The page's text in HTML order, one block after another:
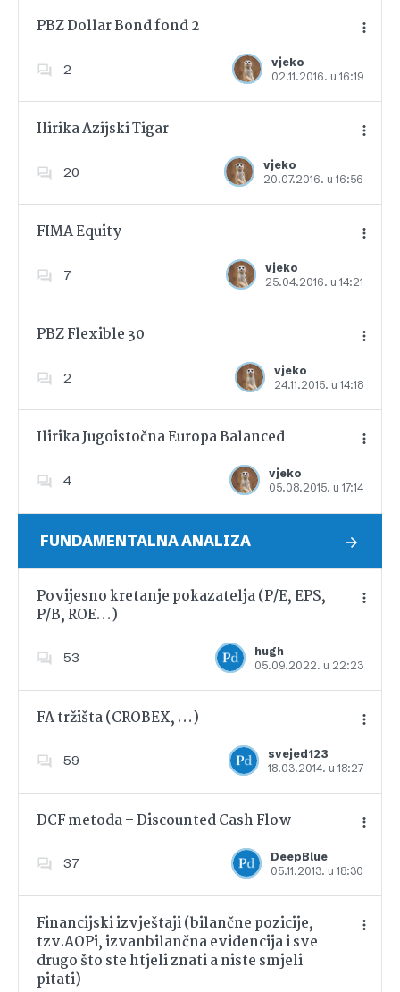
PBZ Dollar Bond fond 2
2
vjeko
02.11.2016. u 16:19
Dodajte u favorite
Ilirika Azijski Tigar
20
vjeko
20.07.2016. u 16:56
Dodajte u favorite
FIMA Equity
7
vjeko
25.04.2016. u 14:21
Dodajte u favorite
PBZ Flexible 30
2
vjeko
24.11.2015. u 14:18
Dodajte u favorite
Ilirika Jugoistočna Europa Balanced
4
vjeko
05.08.2015. u 17:14
Dodajte u favorite
FUNDAMENTALNA ANALIZA
Povijesno kretanje pokazatelja (P/E, EPS,
P/B, ROE…)
53
hugh
05.09.2022. u 22:23
Dodajte u favorite
FA tržišta (CROBEX, …)
59
svejed123
18.03.2014. u 18:27
Dodajte u favorite
DCF metoda – Discounted Cash Flow
37
DeepBlue
05.11.2013. u 18:30
Dodajte u favorite
Financijski izvještaji (bilančne pozicije,
tzv.AOPi, izvanbilančna evidencija i sve
drugo što ste htjeli znati a niste smjeli
pitati)